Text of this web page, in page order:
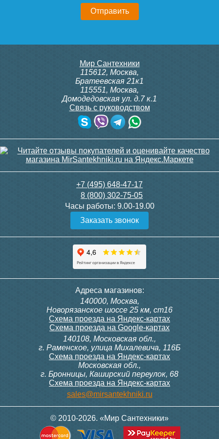
Конвектор ITT.080.200.1300
с решеткой GRILL.SGA-20-
30 665
Конвектор ITT.080.200.1300
с решеткой GRILL.SGA-20-
1300 brown
Конвектор ITT.080.200.1300
с решеткой GRILL.SGW-20-
Конвектор ITT.080.200.1000
с решеткой GRILL.SGW-20-
Конвектор ITT.080.200.1000
с решеткой GRILL.SGW-20-
Конвектор ITT.080.200.900 с
решеткой GRILL.SGA-20-
3 150
Контроллер Siemens RDG
21 750
Подробнее
Клапан радиаторный
Siemens VEN 115, угловой
1/2"
Подробнее
300, 230В (врезной - квадр.
9 700
конвектора прямой itermic
ITFS
5 150
Мир Сантехники
115612, Москва,
Братеевская 21к1
115551, Москва,
Домодедовская ул. д.7 к.1
Связь с руководством
+7 (495) 648-47-17
8 (800) 302-75-05
Часы работы: 9.00-19.00
Заказать звонок
Адреса магазинов:
140000, Москва,
Новорязанское шоссе 25 км, ст16
Схема проезда на Яндекс-картах
Схема проезда на Google-картах
140108, Московская обл.,
г. Раменское, улица Михалевича, 116Б
Схема проезда на Яндекс-картах
Московская обл.,
г. Бронницы, Каширский переулок, 68
Схема проезда на Яндекс-картах
sales@mirsantekhniki.ru
© 2010-2026. «Мир Сантехники»